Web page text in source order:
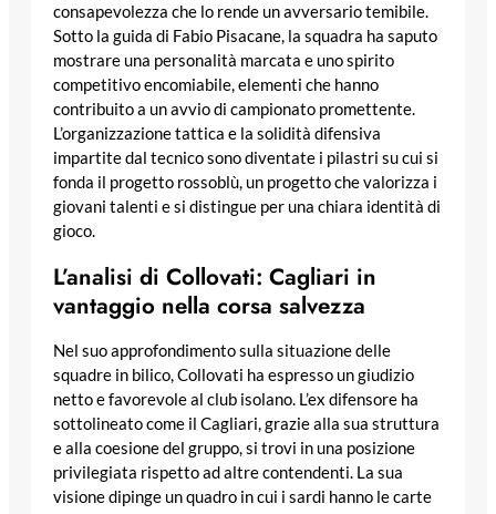
consapevolezza che lo rende un avversario temibile.
Sotto la guida di Fabio Pisacane, la squadra ha saputo
mostrare una personalità marcata e uno spirito
competitivo encomiabile, elementi che hanno
contribuito a un avvio di campionato promettente.
L’organizzazione tattica e la solidità difensiva
impartite dal tecnico sono diventate i pilastri su cui si
fonda il progetto rossoblù, un progetto che valorizza i
giovani talenti e si distingue per una chiara identità di
gioco.
L’analisi di Collovati: Cagliari in
vantaggio nella corsa salvezza
Nel suo approfondimento sulla situazione delle
squadre in bilico, Collovati ha espresso un giudizio
netto e favorevole al club isolano. L’ex difensore ha
sottolineato come il Cagliari, grazie alla sua struttura
e alla coesione del gruppo, si trovi in una posizione
privilegiata rispetto ad altre contendenti. La sua
visione dipinge un quadro in cui i sardi hanno le carte